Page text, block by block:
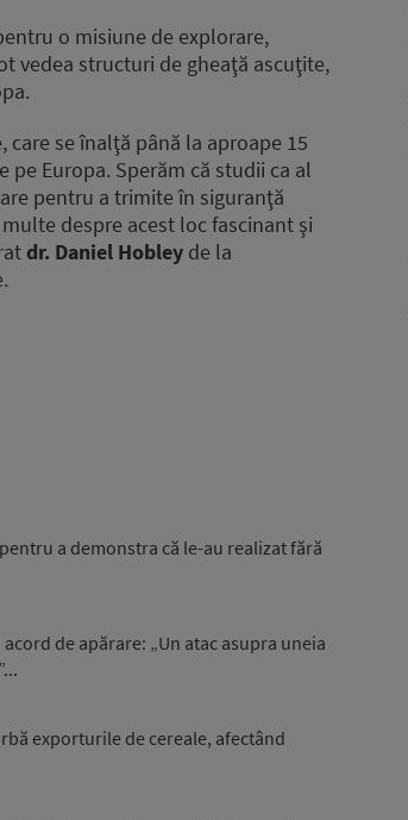
o misiune de explorare,
vedea structuri de gheaţă ascuţite,
se înalţă până la aproape 15
Europa. Sperăm că studii ca al
pentru a trimite în siguranţă
despre acest loc fascinant şi
dr. Daniel Hobley de la
a demonstra că le-au realizat fără
de apărare: „Un atac asupra uneia
exporturile de cereale, afectând